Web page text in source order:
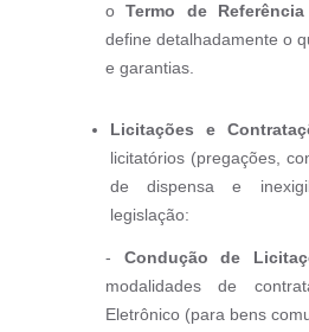
oTermo de Referência
define detalhadamente o
e garantias.
Licitações e
licitatórios (pregações,
de dispensa e
legislação:
- Condução de
modalidades de
Eletrônico (para bens